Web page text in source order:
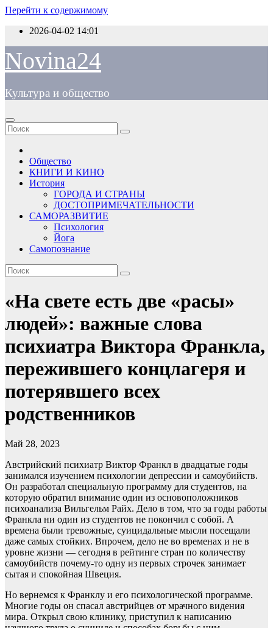
Перейти к содержимому
2026-04-02 14:01
Novina24
Культура и общество
Общество
КНИГИ И КИНО
История
ГОРОДА И СТРАНЫ
ДОСТОПРИМЕЧАТЕЛЬНОСТИ
САМОРАЗВИТИЕ
Психология
Йога
Самопознание
«На свете есть две «расы»
людей»: важные слова
психиатра Виктора Франкла,
пережившего концлагеря и
потерявшего всех
родственников
Май 28, 2023
Австрийский психиатр Виктор Франкл в двадцатые годы
занимался изучением психологии депрессии и самоубийств.
Он разработал специальную программу для студентов, на
которую обратил внимание один из основоположников
психоанализа Вильгельм Райх. Дело в том, что за годы работы
Франкла ни один из студентов не покончил с собой. А
времена были тревожные, суицидальные мысли посещали
даже самых стойких. Впрочем, дело не во временах и не в
уровне жизни — сегодня в рейтинге стран по количеству
самоубийств почему-то одну из первых строчек занимает
сытая и спокойная Швеция.
Но вернемся к Франклу и его психологической программе.
Многие годы он спасал австрийцев от мрачного видения
мира. Открыл свою клинику, приступил к написанию